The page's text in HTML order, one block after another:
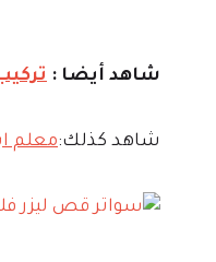
شاهد أيضا :
شاهد كذلك:معلم